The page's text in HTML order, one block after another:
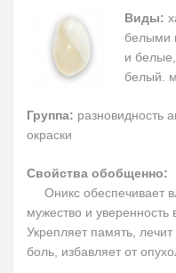
Виды:
белыми
и
белый.
Группа: разновидность
окраски
Свойства обобщенно:
Оникс обеспечивает
мужество и уверенность
Укрепляет память,
боль, избавляет от